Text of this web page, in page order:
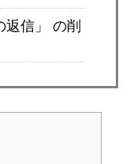
返信」 の削